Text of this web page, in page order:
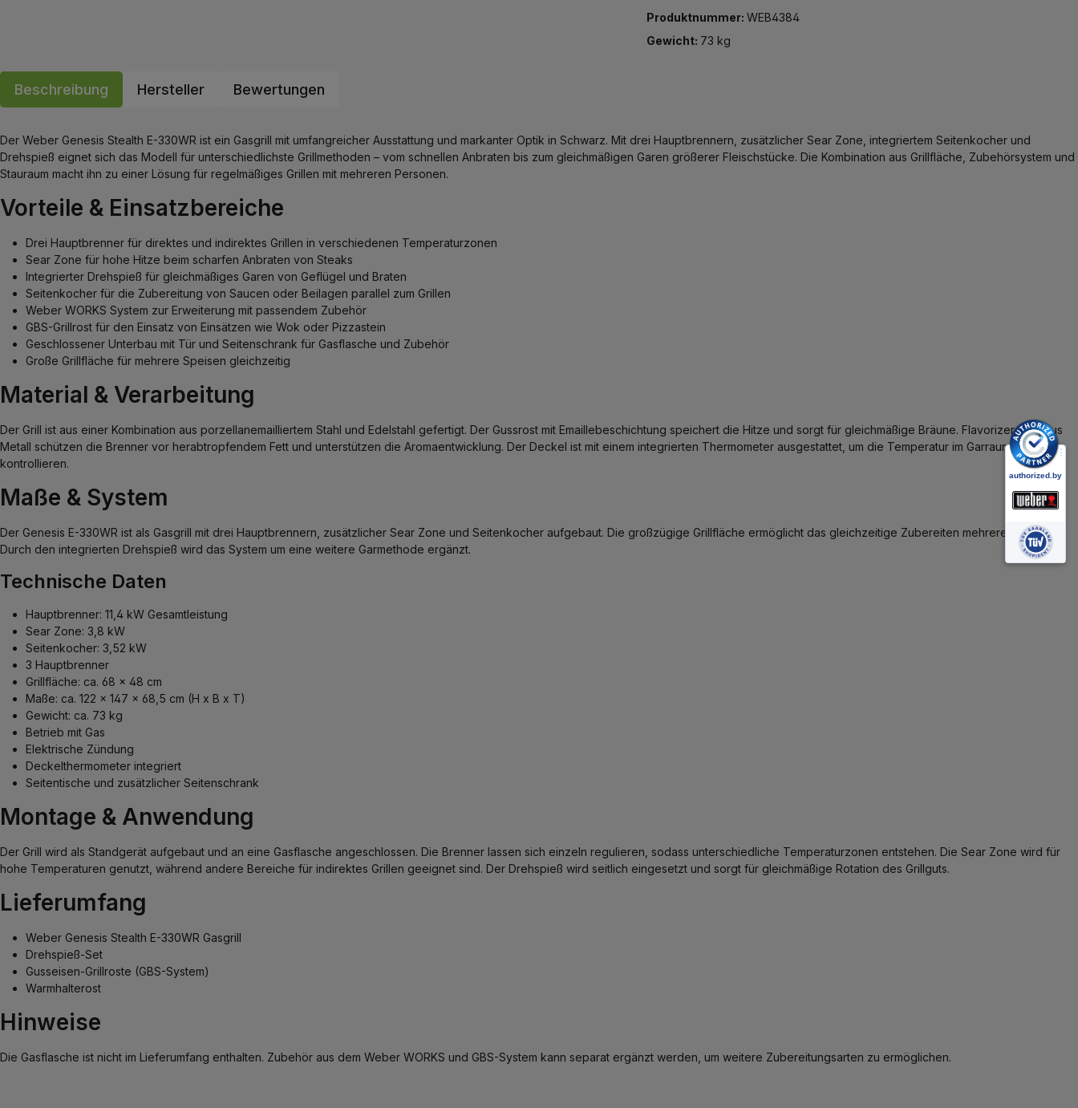
Produktnummer: WEB4384
Gewicht: 73 kg
Beschreibung Hersteller Bewertungen
Der Weber Genesis Stealth E-330WR ist ein Gasgrill mit umfangreicher Ausstattung und markanter Optik in Schwarz. Mit drei Hauptbrennern, zusätzlicher Sear Zone, integriertem Seitenkocher und
Drehspieß eignet sich das Modell für unterschiedlichste Grillmethoden – vom schnellen Anbraten bis zum gleichmäßigen Garen größerer Fleischstücke. Die Kombination aus Grillfläche, Zubehörsystem und
Stauraum macht ihn zu einer Lösung für regelmäßiges Grillen mit mehreren Personen.
Vorteile & Einsatzbereiche
Drei Hauptbrenner für direktes und indirektes Grillen in verschiedenen Temperaturzonen
Sear Zone für hohe Hitze beim scharfen Anbraten von Steaks
Integrierter Drehspieß für gleichmäßiges Garen von Geflügel und Braten
Seitenkocher für die Zubereitung von Saucen oder Beilagen parallel zum Grillen
Weber WORKS System zur Erweiterung mit passendem Zubehör
GBS-Grillrost für den Einsatz von Einsätzen wie Wok oder Pizzastein
Geschlossener Unterbau mit Tür und Seitenschrank für Gasflasche und Zubehör
Große Grillfläche für mehrere Speisen gleichzeitig
Material & Verarbeitung
Der Grill ist aus einer Kombination aus porzellanemailliertem Stahl und Edelstahl gefertigt. Der Gussrost mit Emaillebeschichtung speichert die Hitze und sorgt für gleichmäßige Bräune. Flavorizer Bars aus
Metall schützen die Brenner vor herabtropfendem Fett und unterstützen die Aromaentwicklung. Der Deckel ist mit einem integrierten Thermometer ausgestattet, um die Temperatur im Garraum zu
kontrollieren.
Maße & System
Der Genesis E-330WR ist als Gasgrill mit drei Hauptbrennern, zusätzlicher Sear Zone und Seitenkocher aufgebaut. Die großzügige Grillfläche ermöglicht das gleichzeitige Zubereiten mehrerer Speisen.
Durch den integrierten Drehspieß wird das System um eine weitere Garmethode ergänzt.
Technische Daten
Hauptbrenner: 11,4 kW Gesamtleistung
Sear Zone: 3,8 kW
Seitenkocher: 3,52 kW
3 Hauptbrenner
Grillfläche: ca. 68 x 48 cm
Maße: ca. 122 x 147 x 68,5 cm (H x B x T)
Gewicht: ca. 73 kg
Betrieb mit Gas
Elektrische Zündung
Deckelthermometer integriert
Seitentische und zusätzlicher Seitenschrank
Montage & Anwendung
Der Grill wird als Standgerät aufgebaut und an eine Gasflasche angeschlossen. Die Brenner lassen sich einzeln regulieren, sodass unterschiedliche Temperaturzonen entstehen. Die Sear Zone wird für
hohe Temperaturen genutzt, während andere Bereiche für indirektes Grillen geeignet sind. Der Drehspieß wird seitlich eingesetzt und sorgt für gleichmäßige Rotation des Grillguts.
Lieferumfang
Weber Genesis Stealth E-330WR Gasgrill
Drehspieß-Set
Gusseisen-Grillroste (GBS-System)
Warmhalterost
Hinweise
Die Gasflasche ist nicht im Lieferumfang enthalten. Zubehör aus dem Weber WORKS und GBS-System kann separat ergänzt werden, um weitere Zubereitungsarten zu ermöglichen.